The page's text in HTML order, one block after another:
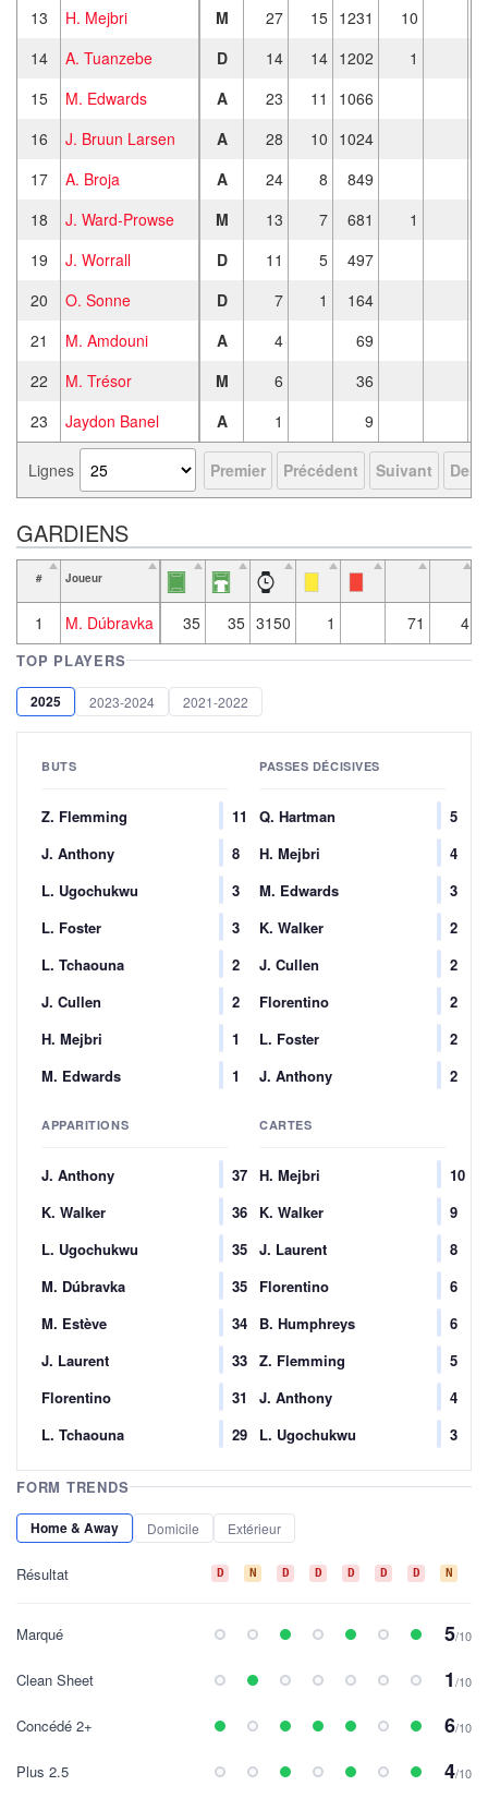
13 H. Mejbri M 27 15 1231
10
14
A. Tuanzebe D 14 14 1202
1
15
M. Edwards A 23 11
1066
16
J. Bruun Larsen A 28 10 1024
17
A. Broja A 24 8
849
18
J. Ward-Prowse M 13 7 681
1
19
J. Worrall D 11 5
497
20
O. Sonne D 7 1
164
21
M. Amdouni A 4
69
22
M. Trésor M 6
36
23
Jaydon Banel A 1 9
Lignes Premier Précédent Suivant
GARDIENS
# Joueur
1 M. Dúbravka 35 35 3150 1 71 4
TOP PLAYERS
2025 2023-2024 2021-2022
BUTS
Z. Flemming
11
J. Anthony
8
L. Ugochukwu
3
L. Foster
3
L. Tchaouna
2
J. Cullen
2
H. Mejbri
1
M. Edwards
1
PASSES DÉCISIVES
Q. Hartman
5
H. Mejbri
4
M. Edwards
3
K. Walker
2
J. Cullen
2
Florentino
2
L. Foster
2
J. Anthony
2
APPARITIONS
J. Anthony
37
K. Walker
36
L. Ugochukwu
35
M. Dúbravka
35
M. Estève
34
J. Laurent
33
Florentino
31
L. Tchaouna
29
CARTES
H. Mejbri
10
K. Walker
9
J. Laurent
8
Florentino
6
B. Humphreys
6
Z. Flemming
5
J. Anthony
4
L. Ugochukwu
3
FORM TRENDS
Home & Away Domicile Extérieur
Résultat D N D D D D D N
Marqué 5/10
Clean Sheet 1/10
Concédé 2+ 6/10
Plus 2.5 4/10